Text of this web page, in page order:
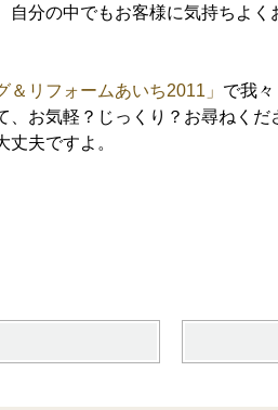
分の中でもお客様に気持ちよ
＆リフォームあいち2011」 で我
、お気軽？じっくり？お尋ねくだ
夫ですよ。